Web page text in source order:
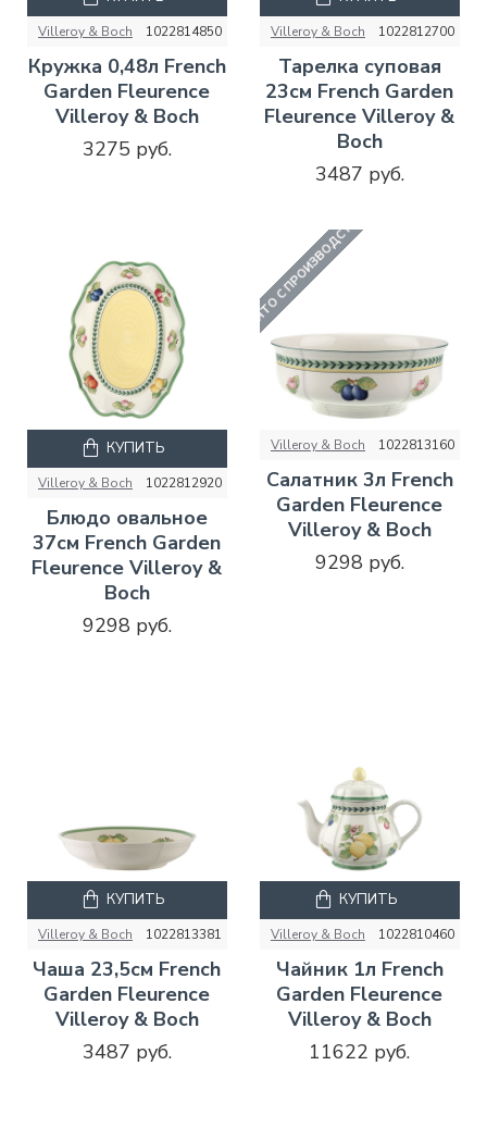
Villeroy & Boch 1022814850
Кружка 0,48л French
Garden Fleurence
Villeroy & Boch
3275 руб.
Villeroy & Boch 1022812700
Тарелка суповая
23см French Garden
Fleurence Villeroy &
Boch
3487 руб.
Villeroy & Boch 1022812920
Блюдо овальное
37см French Garden
Fleurence Villeroy &
Boch
9298 руб.
КУПИТЬ
СНЯТО С ПРОИЗВОДСТВА
Villeroy & Boch 1022813160
Салатник 3л French
Garden Fleurence
Villeroy & Boch
9298 руб.
Villeroy & Boch 1022813381
Чаша 23,5см French
Garden Fleurence
Villeroy & Boch
3487 руб.
КУПИТЬ
Villeroy & Boch 1022810460
Чайник 1л French
Garden Fleurence
Villeroy & Boch
11622 руб.
КУПИТЬ